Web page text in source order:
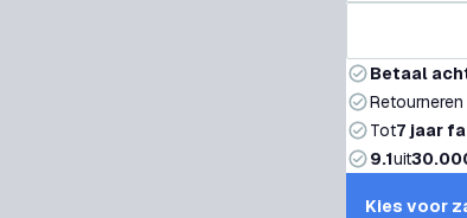
Betaal
Tot7 jaar
9.1uit
Kies voor